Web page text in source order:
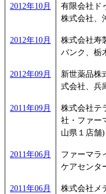
2012年10月
有限会社ド
株式会社、
2012年10月
株式会社寿
バンク、栃
2012年09月
新世薬品株
式会社、兵
2011年09月
株式会社テ
社・ファー
山県１店舗)
2011年06月
ファーマラ
ケアセンタ
2011年06月 株式会社メ